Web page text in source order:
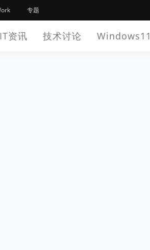
专题
IT资讯 技术讨论 Windows11